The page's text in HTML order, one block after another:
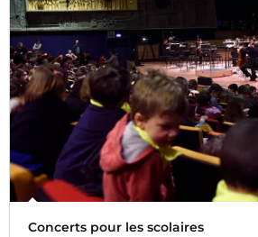
Concerts pour les scolaires